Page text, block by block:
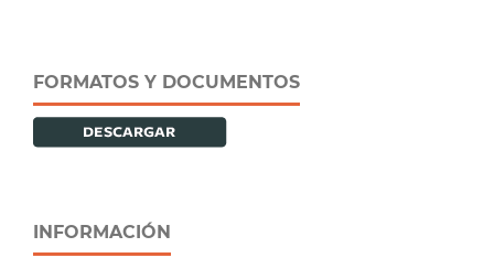
FORMATOS Y DOCUMENTOS
INFORMACIÓN